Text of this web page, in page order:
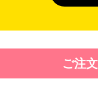
４. 個人情報を第三者
第三者に提供する目
動履歴、IP、ブラウ
ご注